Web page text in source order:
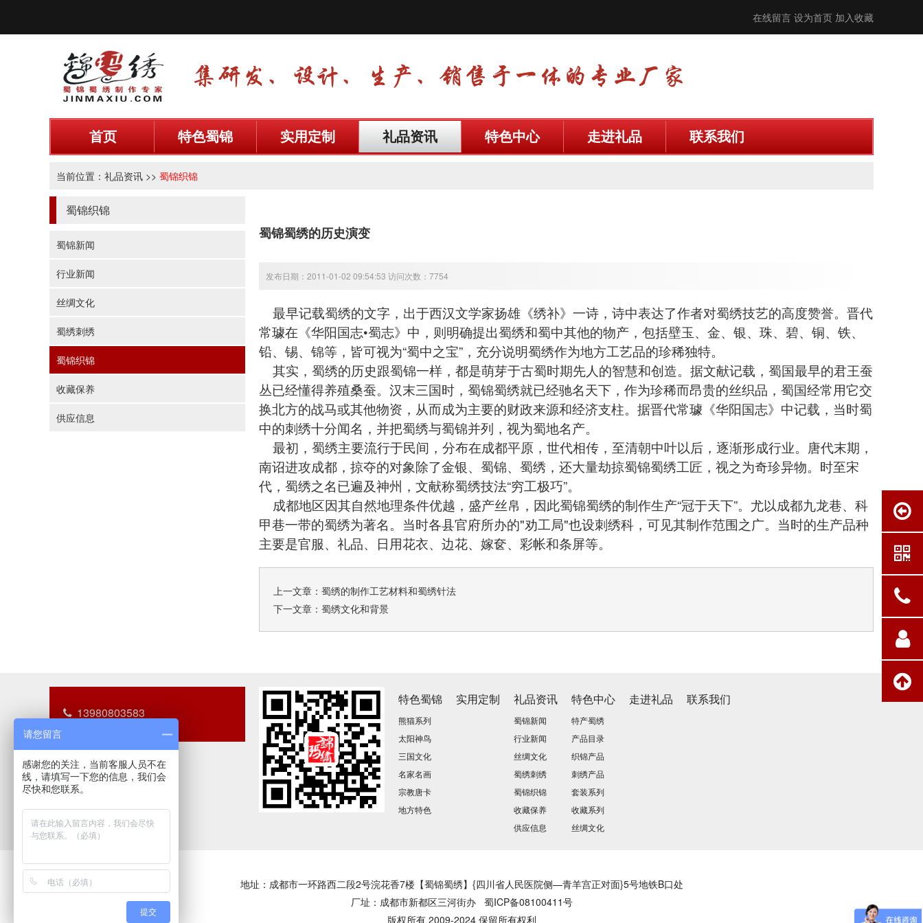
在线留言 设为首页 加入收藏
首页 特色蜀锦 实用定制 礼品资讯 特色中心 走进礼品 联系我们
当前位置： 礼品资讯 >> 蜀锦织锦
蜀锦织锦
蜀锦新闻
行业新闻
丝绸文化
蜀绣刺绣
蜀锦织锦
收藏保养
供应信息
蜀锦蜀绣的历史演变
发布日期：2011-01-02 09:54:53 访问次数：7754
最早记载蜀绣的文字，出于西汉文学家扬雄《绣补》一诗，诗中表达了作者对蜀绣技艺的高度赞誉。晋代
常璩在《华阳国志•蜀志》中，则明确提出蜀绣和蜀中其他的物产，包括壁玉、金、银、珠、碧、铜、铁、
铅、锡、锦等，皆可视为“蜀中之宝”，充分说明蜀绣作为地方工艺品的珍稀独特。
其实，蜀绣的历史跟蜀锦一样，都是萌芽于古蜀时期先人的智慧和创造。据文献记载，蜀国最早的君王蚕
丛已经懂得养殖桑蚕。汉末三国时，蜀锦蜀绣就已经驰名天下，作为珍稀而昂贵的丝织品，蜀国经常用它交
换北方的战马或其他物资，从而成为主要的财政来源和经济支柱。据晋代常璩《华阳国志》中记载，当时蜀
中的刺绣十分闻名，并把蜀绣与蜀锦并列，视为蜀地名产。
最初， 蜀绣主要流行于民间，分布在成都平原，世代相传，至清朝中叶以后，逐渐形成行业。唐代末期，
南诏进攻成都，掠夺的对象除了金银、蜀锦、蜀绣，还大量劫掠蜀锦蜀绣工匠，视之为奇珍异物。时至宋
代，蜀绣之名已遍及神州，文献称蜀绣技法“穷工极巧”。
成都地区因其自然地理条件优越，盛产丝帛，因此蜀锦蜀绣的制作生产“冠于天下”。尤以成都九龙巷、科
甲巷一带的蜀绣为著名。当时各县官府所办的"劝工局"也设刺绣科，可见其制作范围之广。当时的生产品种
主要是官服、礼品、日用花衣、边花、嫁奁、彩帐和条屏等。
上一文章： 蜀绣的制作工艺材料和蜀绣针法
下一文章： 蜀绣文化和背景
13980803583
特色蜀锦
熊猫系列
太阳神鸟
三国文化
名家名画
宗教唐卡
地方特色
实用定制 礼品资讯
蜀锦新闻
行业新闻
丝绸文化
蜀绣刺绣
蜀锦织锦
收藏保养
供应信息
特色中心
特产蜀绣
产品目录
织锦产品
刺绣产品
套装系列
收藏系列
丝绸文化
走进礼品 联系我们
地址：成都市一环路西二段2号浣花香7楼【蜀锦蜀绣】{四川省人民医院侧—青羊宫正对面}5号地铁B口处
厂址：成都市新都区三河街办 蜀ICP备08100411号
版权所有 2009-2024 保留所有权利
请您留言
感谢您的关注，当前客服人员不在
线，请填写一下您的信息，我们会
尽快和您联系。
提交